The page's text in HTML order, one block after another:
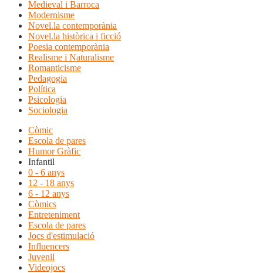
Medieval i Barroca
Modernisme
Novel.la contemporània
Novel.la històrica i ficció
Poesia contemporània
Realisme i Naturalisme
Romanticisme
Pedagogia
Política
Psicologia
Sociologia
Còmic
Escola de pares
Humor Gràfic
Infantil
0 - 6 anys
12 - 18 anys
6 - 12 anys
Còmics
Entreteniment
Escola de pares
Jocs d'estimulació
Influencers
Juvenil
Videojocs